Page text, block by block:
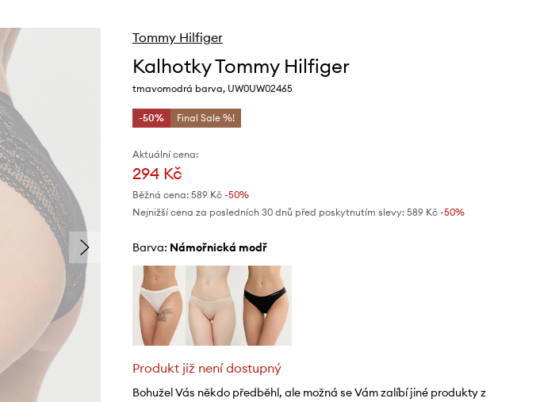
Tommy Hilfiger
Kalhotky Tommy Hilfiger
tmavomodrá barva, UW0UW02465
-50% Final Sale %!
Aktuální cena:
294 Kč
Běžná cena: 589 Kč-50%
Nejnižší cena za posledních 30 dnů před poskytnutím slevy: 589 Kč -50%
Barva: námořnická modř
Produkt již není dostupný
Bohužel Vás někdo předběhl, ale možná se Vám zalíbí jiné produkty z